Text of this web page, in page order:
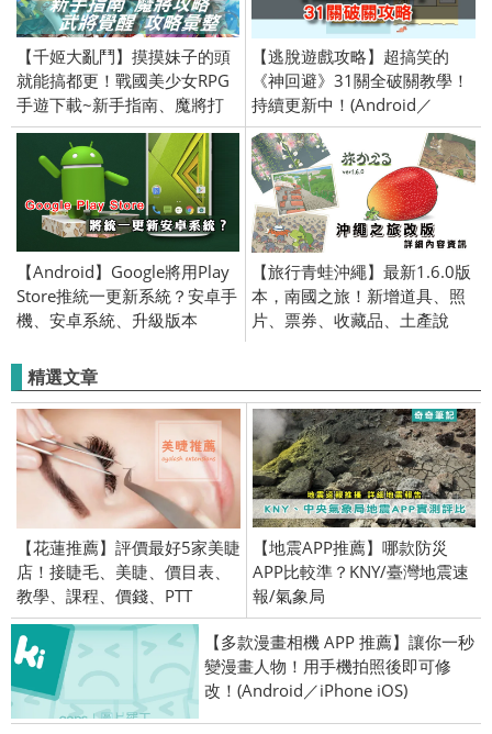
【千姬大亂鬥】摸摸妹子的頭
就能搞都更！戰國美少女RPG
手遊下載~新手指南、魔將打
法、武將覺醒、攻略彙整
(Android／iPhone iOS)
【逃脫遊戲攻略】超搞笑的
《神回避》31關全破關教學！
持續更新中！(Android／
iPhone iOS)
【Android】Google將用Play
Store推統一更新系統？安卓手
機、安卓系統、升級版本
【旅行青蛙沖繩】最新1.6.0版
本，南國之旅！新增道具、照
片、票券、收藏品、土產說
精選文章
【花蓮推薦】評價最好5家美睫
店！接睫毛、美睫、價目表、
教學、課程、價錢、PTT
【地震APP推薦】哪款防災
APP比較準？KNY/臺灣地震速
報/氣象局
【多款漫畫相機 APP 推薦】讓你一秒
變漫畫人物！用手機拍照後即可修
改！(Android／iPhone iOS)